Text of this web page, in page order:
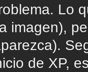
Lo
imagen),
de XP,